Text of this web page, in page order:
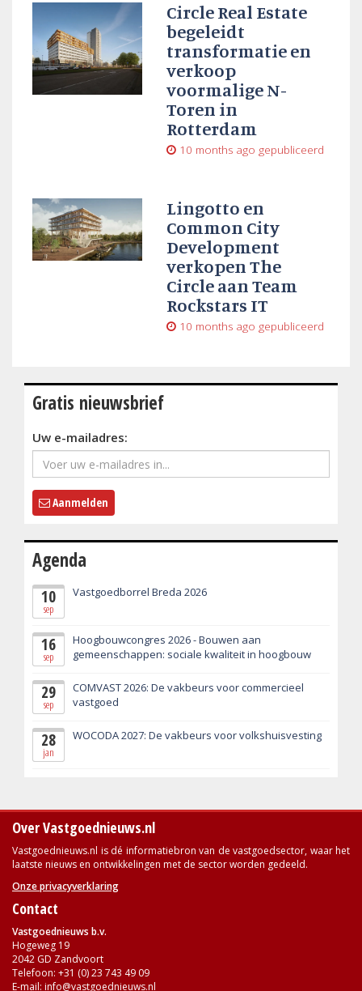
Circle Real Estate
begeleidt
transformatie en
verkoop
voormalige N-
Toren in
Rotterdam
10 months ago gepubliceerd
Lingotto en
Common City
Development
verkopen The
Circle aan Team
Rockstars IT
10 months ago gepubliceerd
Gratis nieuwsbrief
Uw e-mailadres:
Aanmelden
Agenda
10
sep
Vastgoedborrel Breda 2026
16
sep
Hoogbouwcongres 2026 - Bouwen aan
gemeenschappen: sociale kwaliteit in hoogbouw
29
sep
COMVAST 2026: De vakbeurs voor commercieel
vastgoed
28
jan
WOCODA 2027: De vakbeurs voor volkshuisvesting
Over Vastgoednieuws.nl
Vastgoednieuws.nl is dé informatiebron van de vastgoedsector, waar het
laatste nieuws en ontwikkelingen met de sector worden gedeeld.
Onze privacyverklaring
Contact
Vastgoednieuws b.v.
Hogeweg 19
2042 GD Zandvoort
Telefoon: +31 (0) 23 743 49 09
E-mail: info@vastgoednieuws.nl